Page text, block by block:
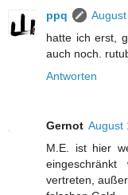
ppq
hatte ich erst,
auch noch.
Antworten
Gernot August
M.E. ist hier
vertreten,